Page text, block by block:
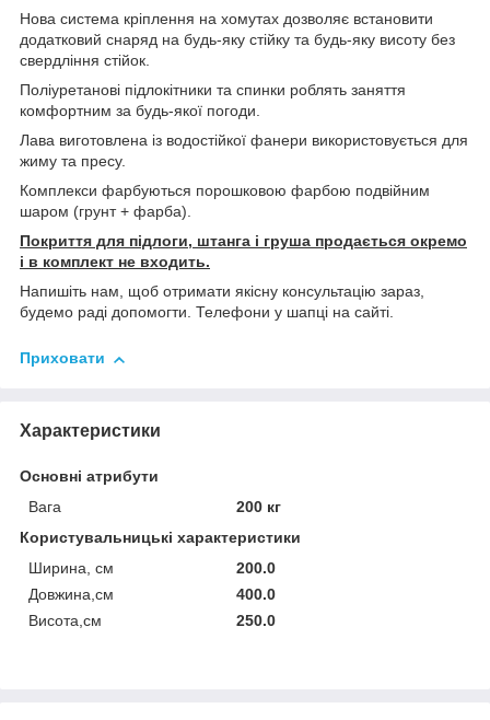
Нова система кріплення на хомутах дозволяє встановити
додатковий снаряд на будь-яку стійку та будь-яку висоту без
свердління стійок.
Поліуретанові підлокітники та спинки роблять заняття
комфортним за будь-якої погоди.
Лава виготовлена із водостійкої фанери використовується для
жиму та пресу.
Комплекси фарбуються порошковою фарбою подвійним
шаром (грунт + фарба).
Покриття для підлоги, штанга і груша продається окремо
і в комплект не входить.
Напишіть нам, щоб отримати якісну консультацію зараз,
будемо раді допомогти. Телефони у шапці на сайті.
Приховати
Характеристики
Основні атрибути
Вага
200 кг
Користувальницькі характеристики
Ширина, см
200.0
Довжина,см
400.0
Висота,см
250.0